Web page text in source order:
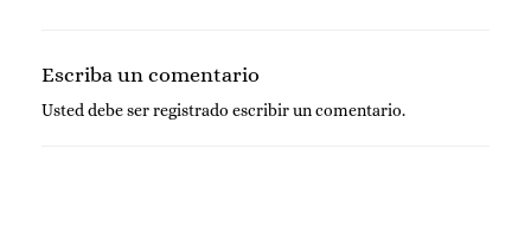
Escriba un comentario
Usted debe serregistrado escribir un comentario.